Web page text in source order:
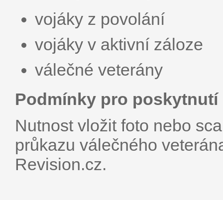
vojáky z povolání
vojáky v aktivní záloze
válečné veterány
Podmínky pro poskytnutí
Nutnost vložit foto nebo
průkazu válečného
Revision.cz.